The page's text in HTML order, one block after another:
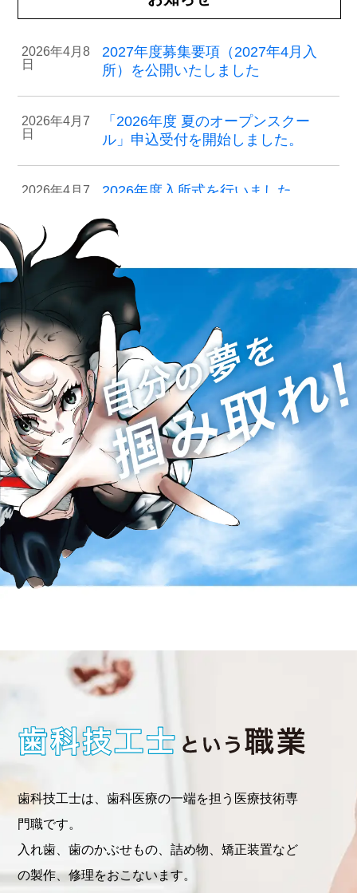
2026年4月8
日
2027年度募集要項 （2027年4月入
所） を公開いたしました
2026年4月7
日
「2026年度 夏のオープンスクー
ル」申込受付を開始しました。
2026年4月7
2026年度入所式を行いました
2026年1月
22日
2026年度入所選考 “合格者発表”につ
いて
2026年1月
19日
2026年度入所選考の受付を終了いた
しました
2025年10月
2日
【秋冬養成所見学会】の受付が始ま
りました
2025年9月1
日
2026年度入所【出願受付】が始まり
ました
2025年6月
10日
パンフレットを公開いたしました
2025年4月3
2025年度入所式を行いました
2025年2月
13日
第2回 オープンスクールが開催され
ました
2025年1月
28日
第1回 オープンスクールが開催され
2025年1月
22日
2025年度入所選考 “合格者発表”につ
いて
歯科技工士は、歯科医療の一端を担う医療技術専
門職です。
入れ歯、歯のかぶせもの、詰め物、矯正装置など
の製作、修理をおこないます。